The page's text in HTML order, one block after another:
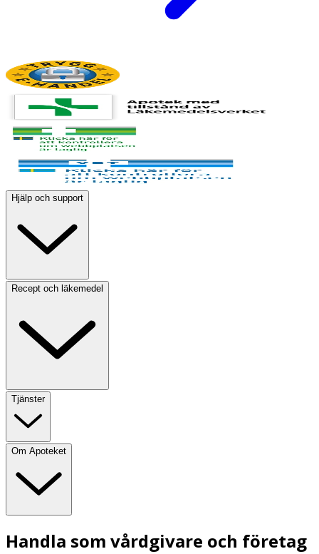
Hjälp och support
Recept och läkemedel
Tjänster
Om Apoteket
Handla som vårdgivare och företag